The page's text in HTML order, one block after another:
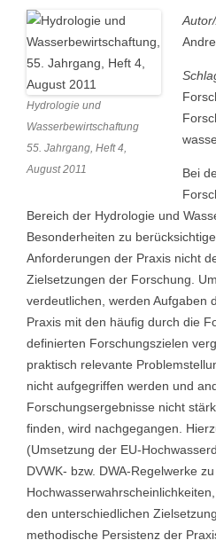
Hydrologie und
Wasserbewirtschaftung
55. Jahrgang, Heft 4,
August 2011
Bei
Bereich der Hydrologie und
Besonderheiten zu
Anforderungen der Praxis nicht
Zielsetzungen der Forschung.
verdeutlichen, werden Aufgaben
Praxis mit den häufig durch die
definierten Forschungszielen
praktisch relevante
nicht aufgegriffen werden und
Forschungsergebnisse nicht
finden, wird nachgegangen.
(Umsetzung der EU-
DVWK- bzw. DWA-Regelwerke zu
den unterschiedlichen
methodische Persistenz der